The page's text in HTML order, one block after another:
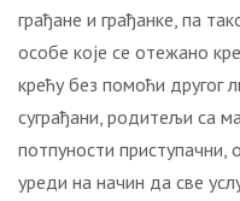
грађане и грађанке, па
особе које се отежано
крећу без помоћи другог
суграђани, родитељи са
потпуности приступачни,
уреди на начин да све